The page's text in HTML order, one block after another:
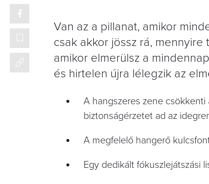
Van az a pillanat, amikor
csak akkor jössz rá,
amikor elmerülsz a
és hirtelen újra lélegzik az
A hangszeres zene
biztonságérzetet ad az
A megfelelő hangerő
Egy dedikált fókuszlejátszási